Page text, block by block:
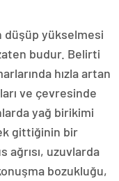
yükselmesi
budur. Belirti
hızla artan
ve çevresinde
yağ birikimi
gittiğinin bir
uzuvlarda
bozukluğu,